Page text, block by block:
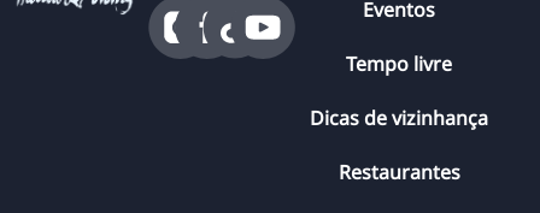
Eventos
Tempo livre
Dicas de vizinhança
Restaurantes